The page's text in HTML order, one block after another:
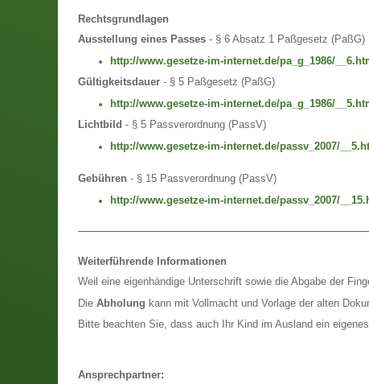
Rechtsgrundlagen
Ausstellung eines Passes - § 6 Absatz 1 Paßgesetz (PaßG)
http://www.gesetze-im-internet.de/pa_g_1986/
Gültigkeitsdauer - § 5 Paßgesetz (PaßG)
http://www.gesetze-im-internet.de/pa_g_1986/
Lichtbild - § 5 Passverordnung (PassV)
http://www.gesetze-im-internet.de/passv_2007/
Gebühren - § 15 Passverordnung (PassV)
http://www.gesetze-im-internet.de/passv_2007/
Weiterführende Informationen
Weil eine eigenhändige Unterschrift sowie die Abgabe der
Die Abholung kann mit Vollmacht und Vorlage der alten
Bitte beachten Sie, dass auch Ihr Kind im Ausland ein
Ansprechpartner: